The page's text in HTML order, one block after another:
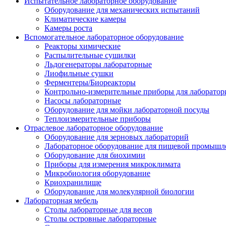
Оборудование для механических испытаний
Климатические камеры
Камеры роста
Вспомогательное лабораторное оборудование
Реакторы химические
Распылительные сушилки
Льдогенераторы лабораторные
Лиофильные сушки
Ферментеры/Биореакторы
Контрольно-измерительные приборы для
Насосы лабораторные
Оборудование для мойки лабораторной посуды
Теплоизмерительные приборы
Отраслевое лабораторное оборудование
Оборудование для зерновых лабораторий
Лабораторное оборудование для пищевой
Оборудование для биохимии
Приборы для измерения микроклимата
Микробиология оборудование
Криохранилище
Оборудование для молекулярной биологии
Лабораторная мебель
Столы лабораторные для весов
Столы островные лабораторные